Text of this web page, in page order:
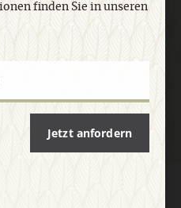
finden Sie in unseren
Jetzt anfordern